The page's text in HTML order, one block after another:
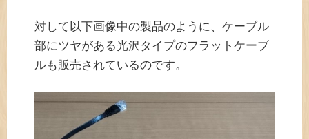
対して以下画像中の製品のように、ケーブル
部にツヤがある光沢タイプのフラットケーブ
ルも販売されているのです。